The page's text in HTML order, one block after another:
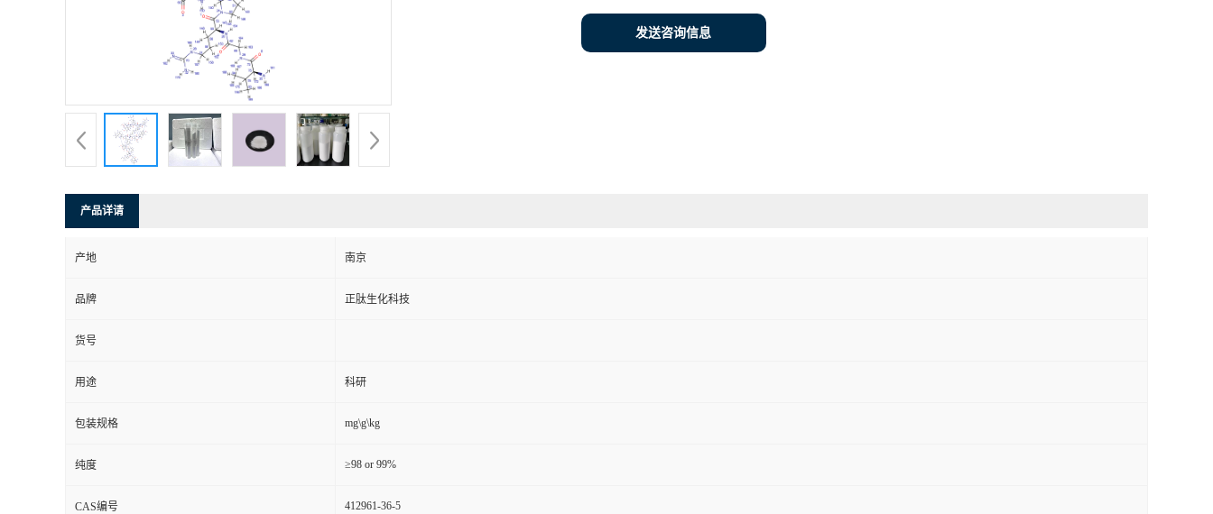
发送咨询信息
产品详请
产地 南京
品牌 正肽生化科技
货号
用途 科研
包装规格 mg\g\kg
纯度 ≥98 or 99%
CAS编号 412961-36-5